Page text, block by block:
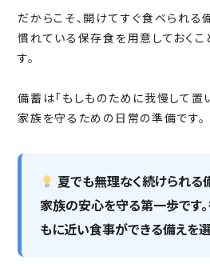
だからこそ、開けてすぐ食べられる
慣れている保存食を用意しておく
す。
備蓄は「もしものために我慢して置
家族を守るための日常の準備です。
夏でも無理なく続けられる
家族の安心を守る第一歩です
もに近い食事ができる備えを選